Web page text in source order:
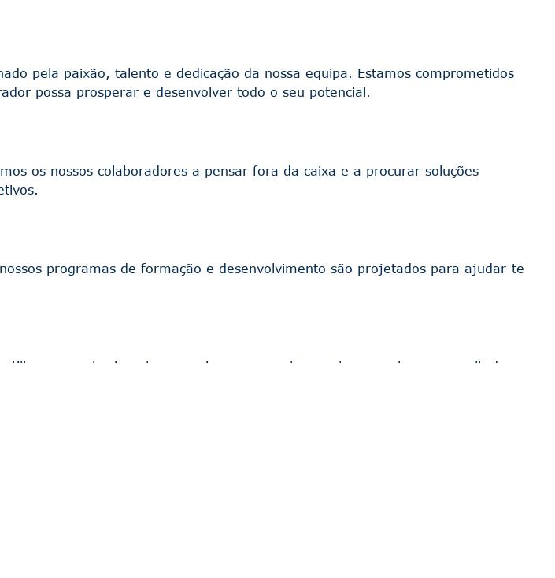
pela paixão, talento e dedicação da nossa equipa. Estamos comprometidos
possa prosperar e desenvolver todo o seu potencial.
os nossos colaboradores a pensar fora da caixa e a procurar soluções
programas de formação e desenvolvimento são projetados para ajudar-te
conhecimentos e apoiamo-nos mutuamente para alcançar resultados